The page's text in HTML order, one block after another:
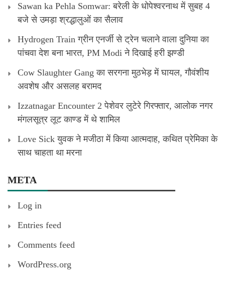
Sawan ka Pehla Somwar: बरेली के धोपेश्वरनाथ में सुबह 4
बजे से उमड़ा श्रद्धालुओं का सैलाव
Hydrogen Train ग्रीन एनर्जी से ट्रेन चलाने वाला दुनिया का
पांचवा देश बना भारत, PM Modi ने दिखाई हरी झण्डी
Cow Slaughter Gang का सरगना मुठभेड़ में घायल, गौवंशीय
अवशेष और असलह बरामद
Izzatnagar Encounter 2 पेशेवर लुटेरे गिरफ्तार, आलोक नगर
मंगलसूत्र लूट काण्‍ड में थे शामिल
Love Sick युवक ने मजीठा में किया आत्मदाह, कथित प्रेमिका के
साथ चाहता था मरना
META
Log in
Entries feed
Comments feed
WordPress.org